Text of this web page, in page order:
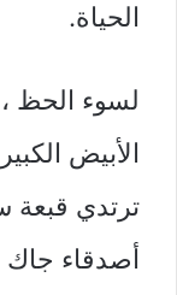
الحياة.
لسوء الحظ
الأبيض
ترتدي قبعة
أصدقاء جاك